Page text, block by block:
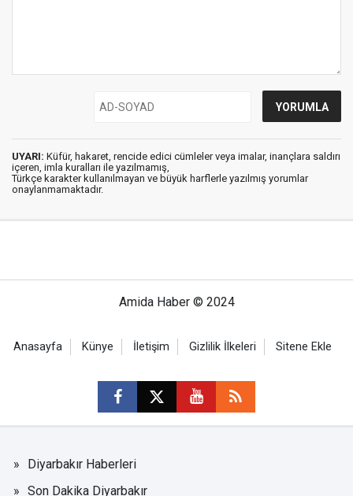
UYARI: Küfür, hakaret, rencide edici cümleler veya imalar, inançlara saldırı
içeren, imla kuralları ile yazılmamış,
Türkçe karakter kullanılmayan ve büyük harflerle yazılmış yorumlar
onaylanmamaktadır.
Amida Haber © 2024
Anasayfa Künye İletişim Gizlilik İlkeleri Sitene Ekle
Diyarbakır Haberleri
Son Dakika Diyarbakır